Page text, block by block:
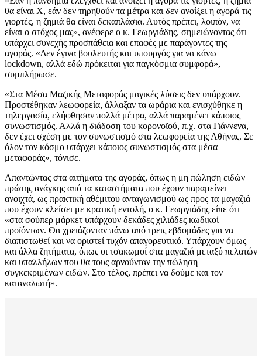
θα είναι Χ, εάν δεν τηρηθούν τα μέτρα και δεν ανοίξει η αγορά τις
γιορτές, η ζημιά θα είναι δεκαπλάσια. Αυτός πρέπει, λοιπόν, να
είναι ο στόχος μας», ανέφερε ο κ. Γεωργιάδης, σημειώνοντας ότι
υπάρχει συνεχής προσπάθεια και επαφές με παράγοντες της
αγοράς. «Δεν έγινα βουλευτής και υπουργός για να κάνω
lockdown, αλλά εδώ πρόκειται για παγκόσμια συμφορά»,
συμπλήρωσε.
«Στα Μέσα Μαζικής Μεταφοράς μαγικές λύσεις δεν υπάρχουν.
Προστέθηκαν λεωφορεία, άλλαξαν τα ωράρια και ενισχύθηκε η
τηλεργασία, ελήφθησαν πολλά μέτρα, αλλά παραμένει κάποιος
συνωστισμός. Αλλά η διάδοση του κορονοϊού, π.χ. στα Γιάννενα,
δεν έχει σχέση με τον συνωστισμό στα λεωφορεία της Αθήνας. Σε
όλον τον κόσμο υπάρχει κάποιος συνωστισμός στα μέσα
μεταφοράς», τόνισε.
Απαντώντας στα αιτήματα της αγοράς, όπως η μη πώληση ειδών
πρώτης ανάγκης από τα καταστήματα που έχουν παραμείνει
ανοιχτά, ως πρακτική αθέμιτου ανταγωνισμού ως προς τα μαγαζιά
που έχουν κλείσει με κρατική εντολή, ο κ. Γεωργιάδης είπε ότι
«στα σούπερ μάρκετ υπάρχουν δεκάδες χιλιάδες κωδικοί
προϊόντων. Θα χρειάζονταν πάνω από τρεις εβδομάδες για να
διαπιστωθεί και να οριστεί τυχόν απαγορευτικό. Υπάρχουν όμως
και άλλα ζητήματα, όπως οι τσακωμοί στα μαγαζιά μεταξύ πελατών
και υπαλλήλων που θα τους αρνούνταν την πώληση
συγκεκριμένων ειδών. Στο τέλος, πρέπει να δούμε και τον
καταναλωτή».